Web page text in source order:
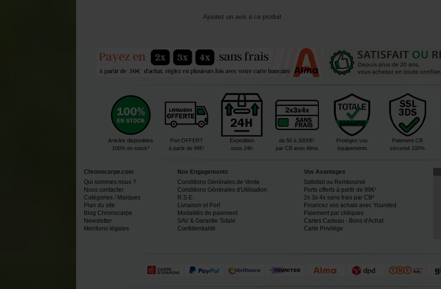
Ajoutez un avis à ce produit
Articles disponibles
100% en stock³
Port OFFERT
à partir de 99€¹
Expedition
sous 24h
de 50 à 3000€²
par CB avec Alma
Protégez vos
équipements
Paiement CB
sécurisé 100%
Chronocarpe.com
Qui sommes nous ?
Nous contacter
Catégories / Marques
Plan du site
Blog Chronocarpe
Newsletter
Mentions légales
Nos Engagements
Conditions Générales de Vente
Conditions Générales d'Utilisation
R.S.E.
Livraison et Port
Modalités de paiement
SAV & Garantie Totale
Confidentialité
Vos Avantages
Satisfait ou Remboursé
Ports offerts à partir de 99€¹
2x 3x 4x sans frais par CB²
Financez vos achats avec Younited
Paiement par chèques
Cartes Cadeau - Bons d'Achat
Carte Privilège